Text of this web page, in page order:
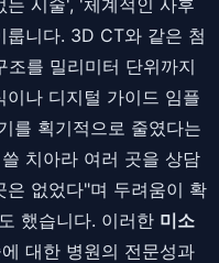
니다. 3D CT와 같은 첨
를 밀리미터 단위까지
나 디지털 가이드 임플
를 획기적으로 줄였다는
치아라 여러 곳을 상담
은 없었다"며 두려움이 확
했습니다. 이러한 미소
대한 병원의 전문성과